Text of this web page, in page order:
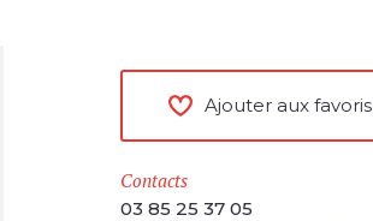
Ajouter aux favoris
Contacts
03 85 25 37 05